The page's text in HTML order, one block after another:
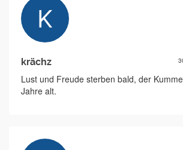
krächz
Lust und Freude sterben bald, der
Jahre alt.